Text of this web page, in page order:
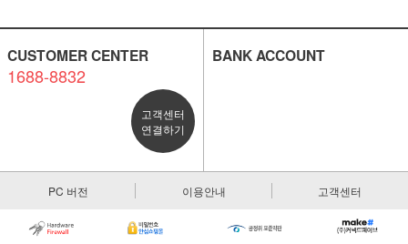
CUSTOMER CENTER
1688-8832
고객센터
연결하기
BANK ACCOUNT
PC 버전 이용안내 고객센터